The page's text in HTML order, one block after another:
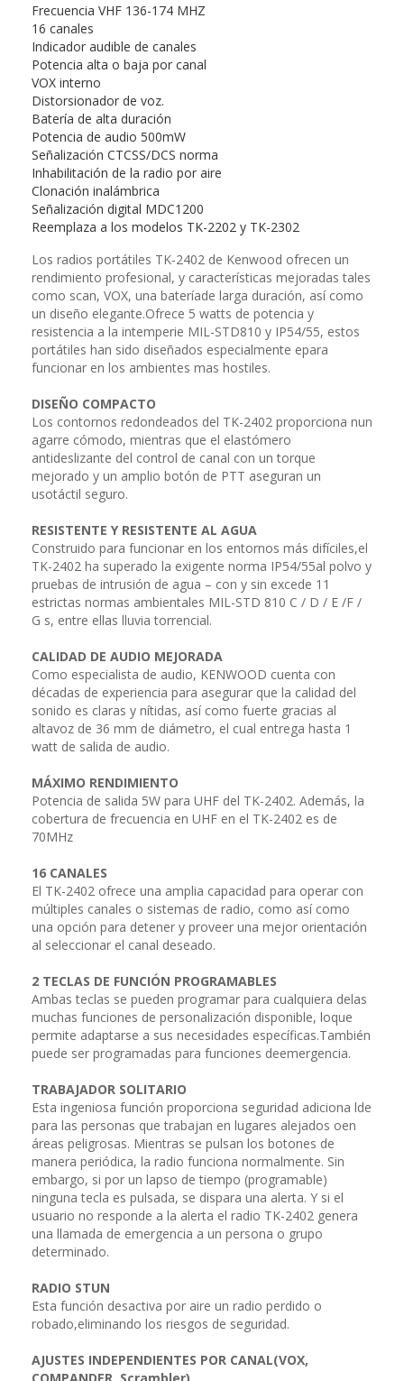
Frecuencia VHF 136-174 MHZ
16 canales
Indicador audible de canales
Potencia alta o baja por canal
VOX interno
Distorsionador de voz.
Batería de alta duración
Potencia de audio 500mW
Señalización CTCSS/DCS norma
Inhabilitación de la radio por aire
Clonación inalámbrica
Señalización digital MDC1200
Reemplaza a los modelos TK-2202 y TK-2302
Los radios portátiles TK-2402 de Kenwood ofrecen un
rendimiento profesional, y características mejoradas tales
como scan, VOX, una bateríade larga duración, así como
un diseño elegante.Ofrece 5 watts de potencia y
resistencia a la intemperie MIL-STD810 y IP54/55, estos
portátiles han sido diseñados especialmente epara
funcionar en los ambientes mas hostiles.
DISEÑO COMPACTO
Los contornos redondeados del TK-2402 proporciona nun
agarre cómodo, mientras que el elastómero
antideslizante del control de canal con un torque
mejorado y un amplio botón de PTT aseguran un
usotáctil seguro.
RESISTENTE Y RESISTENTE AL AGUA
Construido para funcionar en los entornos más difíciles,el
TK-2402 ha superado la exigente norma IP54/55al polvo y
pruebas de intrusión de agua – con y sin excede 11
estrictas normas ambientales MIL-STD 810 C / D / E /F /
G s, entre ellas lluvia torrencial.
CALIDAD DE AUDIO MEJORADA
Como especialista de audio, KENWOOD cuenta con
décadas de experiencia para asegurar que la calidad del
sonido es claras y nítidas, así como fuerte gracias al
altavoz de 36 mm de diámetro, el cual entrega hasta 1
watt de salida de audio.
MÁXIMO RENDIMIENTO
Potencia de salida 5W para UHF del TK-2402. Además, la
cobertura de frecuencia en UHF en el TK-2402 es de
70MHz
16 CANALES
El TK-2402 ofrece una amplia capacidad para operar con
múltiples canales o sistemas de radio, como así como
una opción para detener y proveer una mejor orientación
al seleccionar el canal deseado.
2 TECLAS DE FUNCIÓN PROGRAMABLES
Ambas teclas se pueden programar para cualquiera delas
muchas funciones de personalización disponible, loque
permite adaptarse a sus necesidades específicas.También
puede ser programadas para funciones deemergencia.
TRABAJADOR SOLITARIO
Esta ingeniosa función proporciona seguridad adiciona lde
para las personas que trabajan en lugares alejados oen
áreas peligrosas. Mientras se pulsan los botones de
manera periódica, la radio funciona normalmente. Sin
embargo, si por un lapso de tiempo (programable)
ninguna tecla es pulsada, se dispara una alerta. Y si el
usuario no responde a la alerta el radio TK-2402 genera
una llamada de emergencia a un persona o grupo
determinado.
RADIO STUN
Esta función desactiva por aire un radio perdido o
robado,eliminando los riesgos de seguridad.
AJUSTES INDEPENDIENTES POR CANAL(VOX,